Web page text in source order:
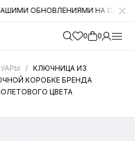
НА САЙТЕ. А
0 0
/ КЛЮЧНИЦА ИЗ
КОРОБКЕ БРЕНДА
ЦВЕТА